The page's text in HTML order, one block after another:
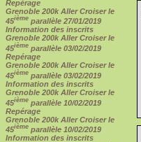
Repérage
Grenoble 200k Aller Croiser le
45ième parallèle 27/01/2019
Information des inscrits
Grenoble 200k Aller Croiser le
45ième parallèle 03/02/2019
Repérage
Grenoble 200k Aller Croiser le
45ième parallèle 03/02/2019
Information des inscrits
Grenoble 200k Aller Croiser le
45ième parallèle 10/02/2019
Repérage
Grenoble 200k Aller Croiser le
45ième parallèle 10/02/2019
Information des inscrits